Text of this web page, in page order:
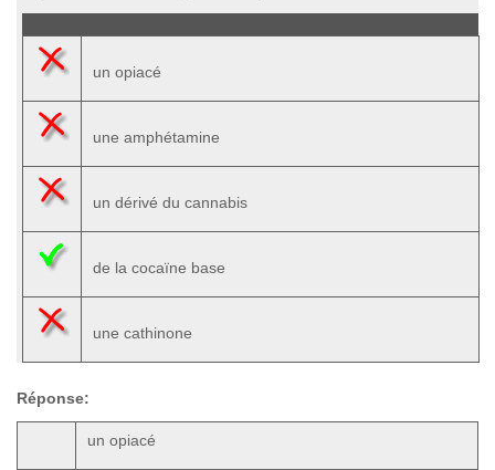
un opiacé
une amphétamine
un dérivé du cannabis
de la cocaïne base
une cathinone
Réponse:
un opiacé